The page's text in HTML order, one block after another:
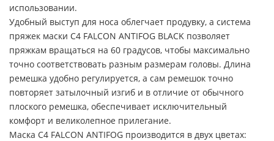
использовании.
Удобный выступ для носа облегчает продувку, а система
пряжек маски C4 FALCON ANTIFOG BLACK позволяет
пряжкам вращаться на 60 градусов, чтобы максимально
точно соответствовать разным размерам головы. Длина
ремешка удобно регулируется, а сам ремешок точно
повторяет затылочный изгиб и в отличие от обычного
плоского ремешка, обеспечивает исключительный
комфорт и великолепное прилегание.
Маска C4 FALCON ANTIFOG производится в двух цветах: